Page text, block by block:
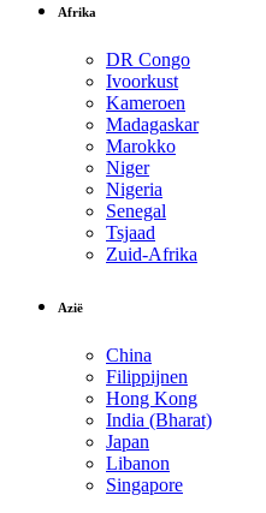
Afrika
DR Congo
Ivoorkust
Kameroen
Madagaskar
Marokko
Niger
Nigeria
Senegal
Tsjaad
Zuid-Afrika
Azië
China
Filippijnen
Hong Kong
India (Bharat)
Japan
Libanon
Singapore